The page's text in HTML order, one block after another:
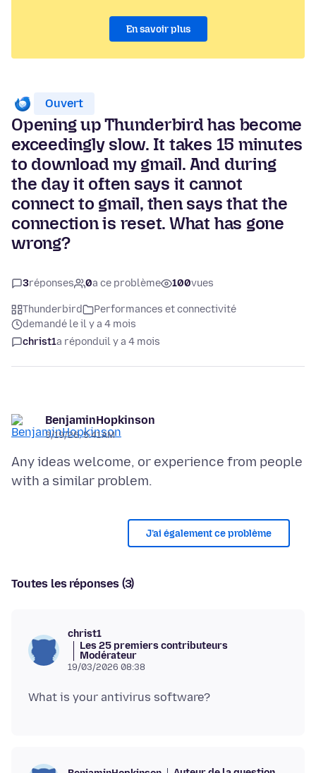
En savoir plus
Ouvert
Opening up Thunderbird has become
exceedingly slow. It takes 15 minutes
to download my gmail. And during
the day it often says it cannot
connect to gmail, then says that the
connection is reset. What has gone
wrong?
3réponses 0a ce problème 100vues
Thunderbird
Performances et connectivité
demandé le il y a 4 mois
christ1a réponduil y a 4 mois
BenjaminHopkinson
3/19/26, 5:41 AM
Any ideas welcome, or experience from people
J’ai également ce problème
Toutes les réponses (3)
christ1
Les 25 premiers contributeurs
Modérateur
19/03/2026 08:38